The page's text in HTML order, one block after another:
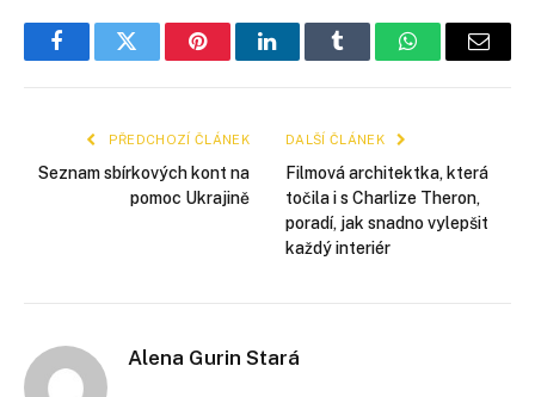
FacebookTwitter PinterestLinkedInTumblr WhatsApp
E-
PŘEDCHOZÍ ČLÁNEK
Seznam sbírkových kont na
pomoc Ukrajině
DALŠÍ ČLÁNEK
Filmová architektka, která
točila i s Charlize Theron,
poradí, jak snadno vylepšit
každý interiér
Alena Gurin Stará